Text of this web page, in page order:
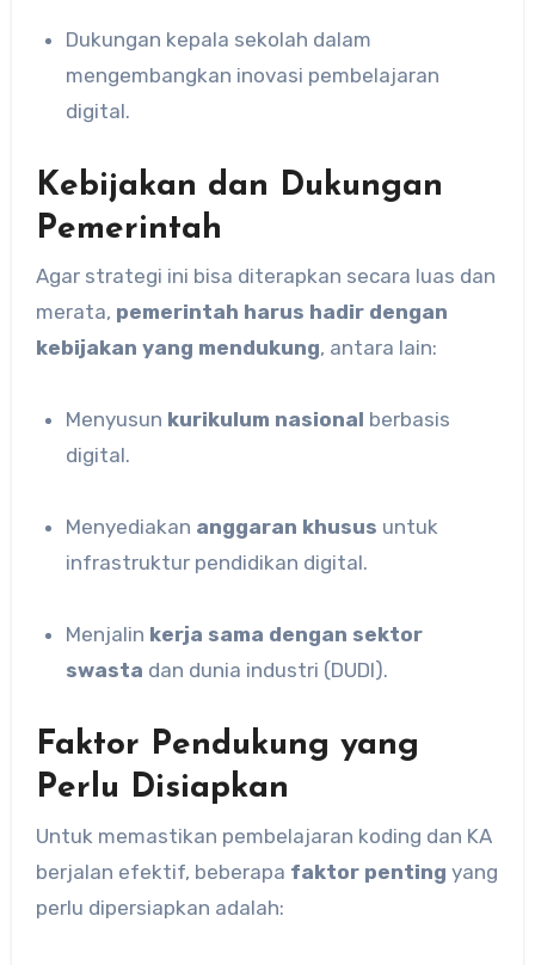
Dukungan kepala sekolah dalam
mengembangkan inovasi pembelajaran
digital.
Kebijakan dan Dukungan
Pemerintah
Agar strategi ini bisa diterapkan secara luas dan
merata, pemerintah harus hadir dengan
kebijakan yang mendukung, antara lain:
Menyusun kurikulum nasional berbasis
digital.
Menyediakan anggaran khusus untuk
infrastruktur pendidikan digital.
Menjalin kerja sama dengan sektor
swasta dan dunia industri (DUDI).
Faktor Pendukung yang
Perlu Disiapkan
Untuk memastikan pembelajaran koding dan KA
berjalan efektif, beberapa faktor penting yang
perlu dipersiapkan adalah: